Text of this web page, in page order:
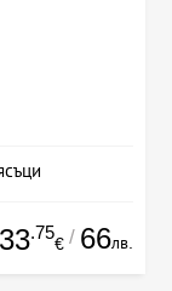
33.75
€ / 66лв.